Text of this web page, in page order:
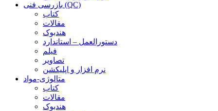
بازرسی فنی (QC)
کتاب
مقالات
هندبوک
دستورالعمل – استاندارد
فیلم
تصاویر
نرم افزار و اپلیکشن
متالوژی-مواد
کتاب
مقالات
هندبوک